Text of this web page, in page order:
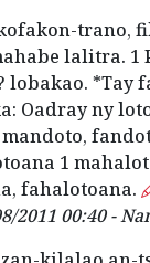
trano,
lalitra. 1
lobakao. *Tay
Oadray ny
1
fahalotoana.
2011 00:40 -